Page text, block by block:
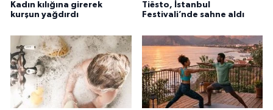
Kadın kılığına girerek
kurşun yağdırdı
Tiësto, İstanbul
Festivali’nde sahne aldı